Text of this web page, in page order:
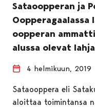
Sataoopperan ja
oopperan
alussa olevat
4 helmikuun, 2019
Sataooppera eli
aloittaa toimintansa